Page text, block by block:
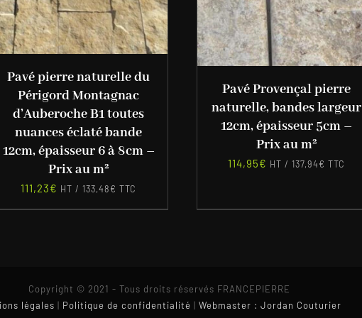
Pavé pierre naturelle du
Périgord Montagnac
d’Auberoche B1 toutes
nuances éclaté bande
12cm, épaisseur 6 à 8cm –
Prix au m²
111,23€ HT /133,48€ TTC
Pavé Provençal pierre
naturelle, bandes largeur
12cm, épaisseur 5cm –
Prix au m²
114,95€ HT /137,94€ TTC
Copyright © 2021 - Tous droits réservés FRANCEPIERRE
légales | Politique de confidentialité | Webmaster : Jordan Couturier